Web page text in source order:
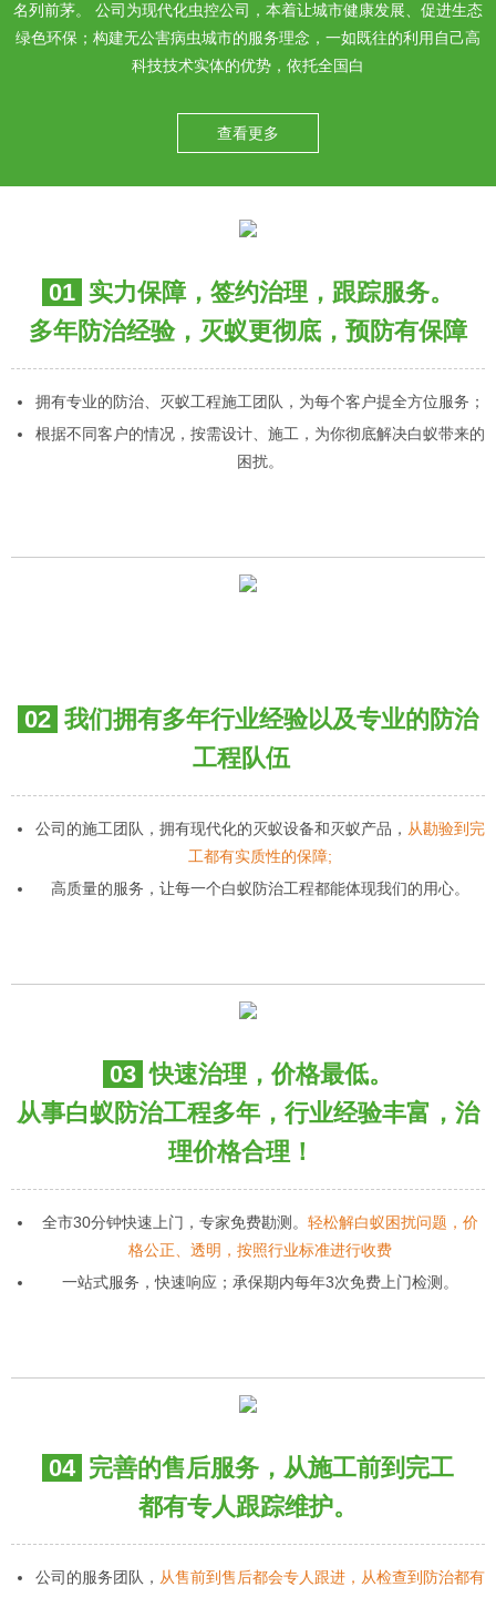
名列前茅。 公司为现代化虫控公司，本着让城市健康发展、促进生态
绿色环保；构建无公害病虫城市的服务理念，一如既往的利用自己高
科技技术实体的优势，依托全国白
查看更多
01 实力保障，签约治理，跟踪服务。
多年防治经验，灭蚁更彻底，预防有保障
拥有专业的防治、灭蚁工程施工团队，为每个客户提全方位服务；
根据不同客户的情况，按需设计、施工，为你彻底解决白蚁带来的
困扰。
02 我们拥有多年行业经验以及专业的防治
工程队伍
公司的施工团队，拥有现代化的灭蚁设备和灭蚁产品， 从勘验到完
工都有实质性的保障;
高质量的服务，让每一个白蚁防治工程都能体现我们的用心。
03 快速治理，价格最低。
从事白蚁防治工程多年，行业经验丰富，治
理价格合理！
全市30分钟快速上门，专家免费勘测。 轻松解白蚁困扰问题，价
格公正、透明，按照行业标准进行收费
一站式服务，快速响应；承保期内每年3次免费上门检测。
04 完善的售后服务，从施工前到完工
都有专人跟踪维护。
公司的服务团队， 从售前到售后都会专人跟进，从检查到防治都有